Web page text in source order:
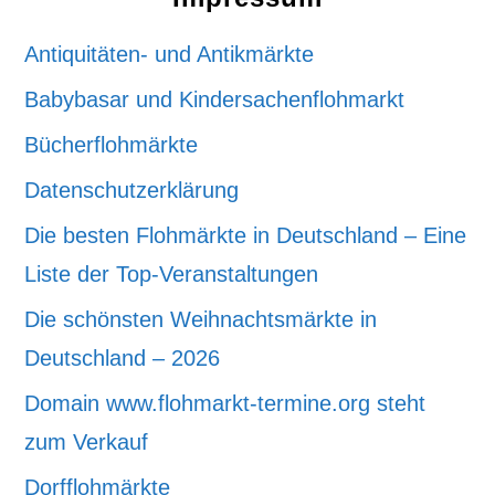
Antiquitäten- und Antikmärkte
Babybasar und Kindersachenflohmarkt
Bücherflohmärkte
Datenschutzerklärung
Die besten Flohmärkte in Deutschland – Eine
Liste der Top-Veranstaltungen
Die schönsten Weihnachtsmärkte in
Deutschland – 2026
Domain www.flohmarkt-termine.org steht
zum Verkauf
Dorfflohmärkte